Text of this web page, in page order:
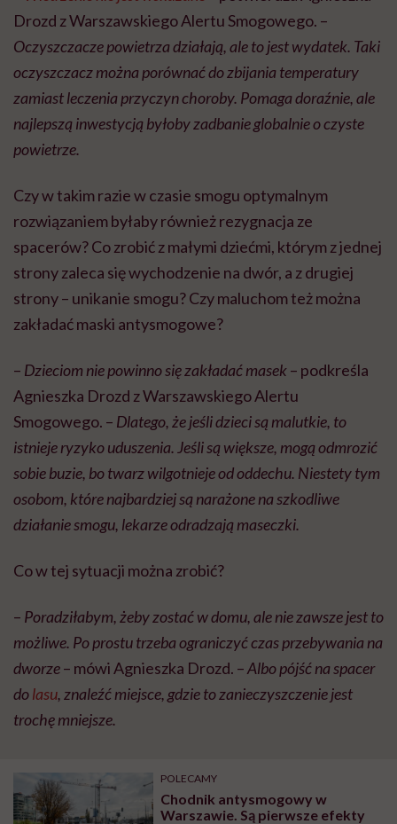
Drozd z Warszawskiego Alertu Smogowego. –
Oczyszczacze powietrza działają, ale to jest wydatek. Taki
oczyszczacz można porównać do zbijania temperatury
zamiast leczenia przyczyn choroby. Pomaga doraźnie, ale
najlepszą inwestycją byłoby zadbanie globalnie o czyste
powietrze.
Czy w takim razie w czasie smogu optymalnym
rozwiązaniem byłaby również rezygnacja ze
spacerów? Co zrobić z małymi dziećmi, którym z jednej
strony zaleca się wychodzenie na dwór, a z drugiej
strony – unikanie smogu? Czy maluchom też można
zakładać maski antysmogowe?
– Dzieciom nie powinno się zakładać masek– podkreśla
Agnieszka Drozd z Warszawskiego Alertu
Smogowego. – Dlatego, że jeśli dzieci są malutkie, to
istnieje ryzyko uduszenia. Jeśli są większe, mogą odmrozić
sobie buzie, bo twarz wilgotnieje od oddechu. Niestety tym
osobom, które najbardziej są narażone na szkodliwe
działanie smogu, lekarze odradzają maseczki.
Co w tej sytuacji można zrobić?
– Poradziłabym, żeby zostać w domu, ale nie zawsze jest to
możliwe. Po prostu trzeba ograniczyć czas przebywania na
dworze– mówi Agnieszka Drozd. –Albo pójść na spacer
dolasu, znaleźć miejsce, gdzie to zanieczyszczenie jest
trochę mniejsze.
POLECAMY
Chodnik antysmogowy w
Warszawie. Są pierwsze efekty